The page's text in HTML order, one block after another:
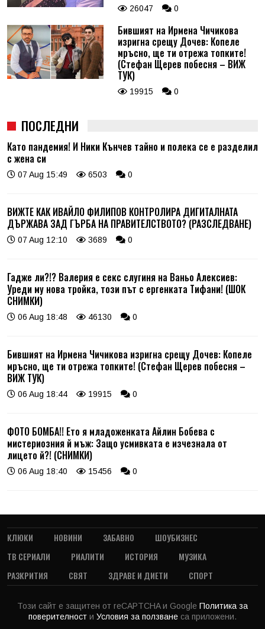
26047 0
Бившият на Ирмена Чичикова
изригна срещу Дочев: Копеле
мръсно, ще ти отрежа топките!
(Стефан Щерев побесня – ВИЖ
ТУК)
19915 0
ПОСЛЕДНИ
Като пандемия! И Ники Кънчев тайно и полека се е разделил
с жена си
07 Aug 15:49 6503 0
ВИЖТЕ КАК ИВАЙЛО ФИЛИПОВ КОНТРОЛИРА ДИГИТАЛНАТА
ДЪРЖАВА ЗАД ГЪРБА НА ПРАВИТЕЛСТВОТО? (РАЗСЛЕДВАНЕ)
07 Aug 12:10 3689 0
Гадже ли?!? Валерия е секс слугиня на Ваньо Алексиев:
Уреди му нова тройка, този път с ергенката Тифани! (ШОК
СНИМКИ)
06 Aug 18:48 46130 0
Бившият на Ирмена Чичикова изригна срещу Дочев: Копеле
мръсно, ще ти отрежа топките! (Стефан Щерев побесня –
ВИЖ ТУК)
06 Aug 18:44 19915 0
ФОТО БОМБА!! Ето я младоженката Айлин Бобева с
мистериозния й мъж: Защо усмивката е изчезнала от
лицето й?! (СНИМКИ)
06 Aug 18:40 15456 0
КЛЮКИ НОВИНИ ЗАБАВНО
ШОУБИЗНЕС
ТВ СЕРИАЛИ
РИАЛИТИ ИСТОРИЯ
МУЗИКА
РАЗКРИТИЯ
СВЯТ ЗДРАВЕ И ДИЕТИ СПОРТ
Този сайт е защитен от reCAPTCHA и Google Политика за
поверителност и Условия за ползване са приложени.